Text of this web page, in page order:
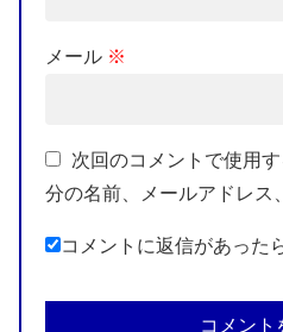
メール ※
次回のコメントで使用
分の名前、メールアドレス
コメントに返信があった